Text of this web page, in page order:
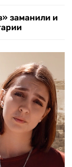
заманили и